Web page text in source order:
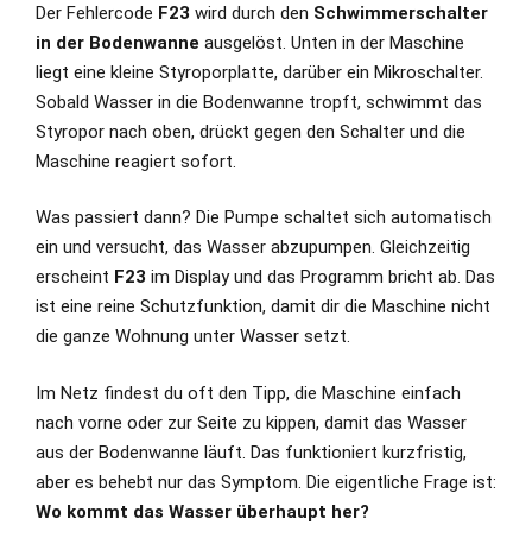
Der Fehlercode F23 wird durch den Schwimmerschalter
in der Bodenwanne ausgelöst. Unten in der Maschine
liegt eine kleine Styroporplatte, darüber ein Mikroschalter.
Sobald Wasser in die Bodenwanne tropft, schwimmt das
Styropor nach oben, drückt gegen den Schalter und die
Maschine reagiert sofort.
Was passiert dann? Die Pumpe schaltet sich automatisch
ein und versucht, das Wasser abzupumpen. Gleichzeitig
erscheint F23 im Display und das Programm bricht ab. Das
ist eine reine Schutzfunktion, damit dir die Maschine nicht
die ganze Wohnung unter Wasser setzt.
Im Netz findest du oft den Tipp, die Maschine einfach
nach vorne oder zur Seite zu kippen, damit das Wasser
aus der Bodenwanne läuft. Das funktioniert kurzfristig,
aber es behebt nur das Symptom. Die eigentliche Frage ist:
Wo kommt das Wasser überhaupt her?